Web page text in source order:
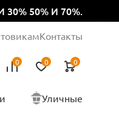
50% И 70%.
Контакты
0 0 0
Уличные